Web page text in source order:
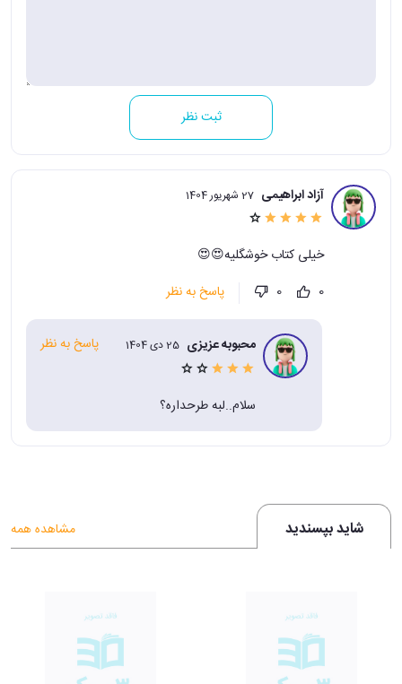
ثبت نظر
آزاد ابراهیمی 27 شهریور 1404
خیلی کتاب خوشگلیه😍😍
0
0 پاسخ به نظر
محبوبه عزیزی 25 دی 1404 پاسخ به نظر
سلام..لبه طرحداره؟
شاید بپسندید مشاهده همه